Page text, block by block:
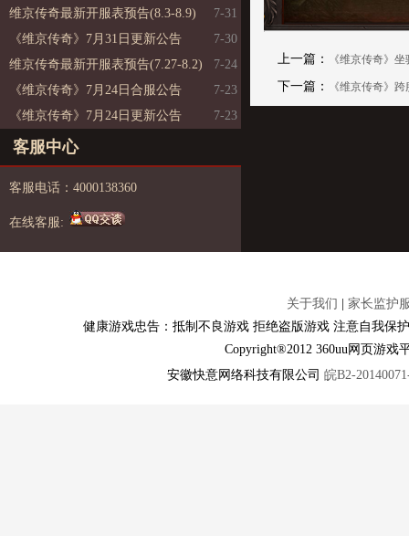
维京传奇最新开服表预告(8.3-8.9)
7-31
《维京传奇》7月31日更新公告
7-30
维京传奇最新开服表预告(7.27-8.2)
7-24
《维京传奇》7月24日合服公告
7-23
《维京传奇》7月24日更新公告
7-23
客服中心
客服电话：4000138360
在线客服:
上一篇： 《维京传奇》
下一篇： 《维京传奇》
关于我们
家长监护
健康游戏忠告：抵制不良游戏 拒绝盗版游戏 注意自我保
Copyright®2012 360uu网页游
安徽快意网络科技有限公司 皖B2-